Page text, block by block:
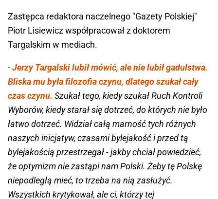
Zastępca redaktora naczelnego "Gazety Polskiej"
Piotr Lisiewicz współpracował z doktorem
Targalskim w mediach.
-Jerzy Targalski lubił mówić, ale nie lubił gadulstwa.
Bliska mu była filozofia czynu, dlatego szukał cały
czas czynu. Szukał tego, kiedy szukał Ruch Kontroli
Wyborów, kiedy starał się dotrzeć, do których nie było
łatwo dotrzeć. Widział całą marność tych różnych
naszych inicjatyw, czasami bylejakość i przed tą
bylejakością przestrzegał - jakby chciał powiedzieć,
że optymizm nie zastąpi nam Polski. Żeby tę Polskę
niepodległą mieć, to trzeba na nią zasłużyć.
Wszystkich krytykował, ale ci, którzy tej